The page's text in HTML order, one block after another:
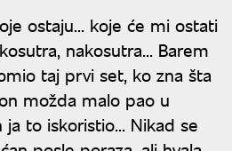
ostaju... koje će mi ostati
nakosutra... Barem
taj prvi set, ko zna šta
možda malo pao u
to iskoristio... Nikad se